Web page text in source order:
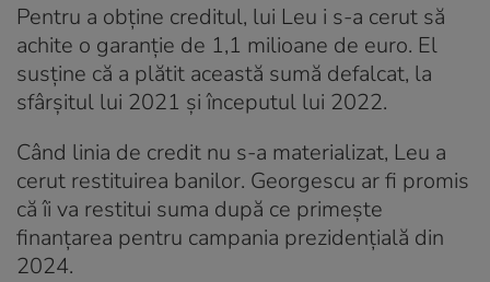
Pentru a obține creditul, lui Leu i s-a cerut să
achite o garanție de 1,1 milioane de euro. El
susține că a plătit această sumă defalcat, la
sfârșitul lui 2021 și începutul lui 2022.
Când linia de credit nu s-a materializat, Leu a
cerut restituirea banilor. Georgescu ar fi promis
că îi va restitui suma după ce primește
finanțarea pentru campania prezidențială din
2024.